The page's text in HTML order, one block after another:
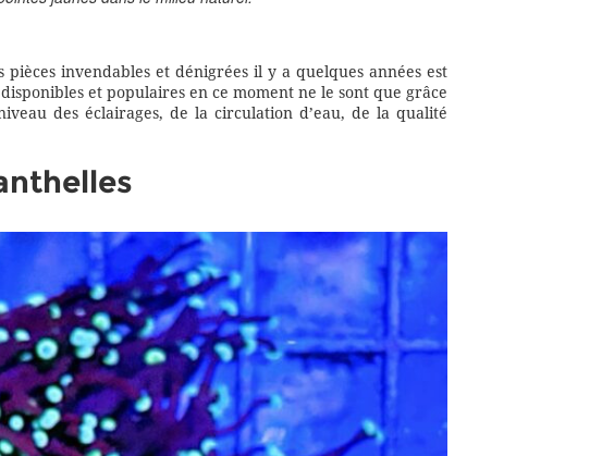
invendables et dénigrées il y a quelques années est
et populaires en ce moment ne le sont que grâce
des éclairages, de la circulation d’eau, de la qualité